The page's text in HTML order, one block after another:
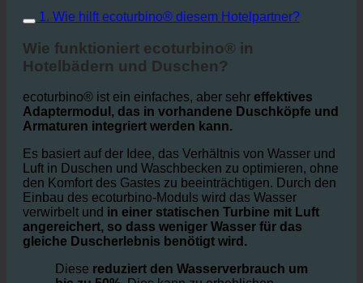
auch ihre Gewinnspanne zu schonen.
1. Wie hilft ecoturbino® diesem Hotelpartner?
Wie funktioniert ecoturbino® in
Hotelbädern und Duschen?
ecoturbino® ist ein einfaches, aber sehr
Armaturen integriert werden kann.
Es basiert auf der Idee, das Verhältnis von Wasser und
Luft in Duschen und Waschbecken zu optimieren, ohne
den Komfort des Gastes zu beeinträchtigen. Durch den
Einbau des ecoturbino-Moduls wird das Wasser
verwirbelt undin einer statischen Turbine mit Luft
gleiche Duscherlebnis benötigt wird.